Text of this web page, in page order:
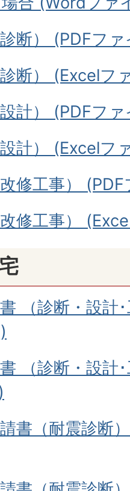
断） (PDFフ
断） (Excelフ
計） (PDFフ
計） (Excelフ
修工事）
修工事）
（診断・設計
（診断・設計
書（耐震診断